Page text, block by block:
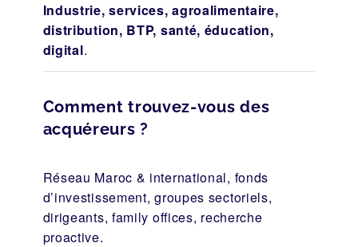
Industrie, services, agroalimentaire,
distribution, BTP, santé, éducation,
digital.
Comment trouvez-vous des
acquéreurs ?
Réseau Maroc & international, fonds
d’investissement, groupes sectoriels,
dirigeants, family offices, recherche
proactive.